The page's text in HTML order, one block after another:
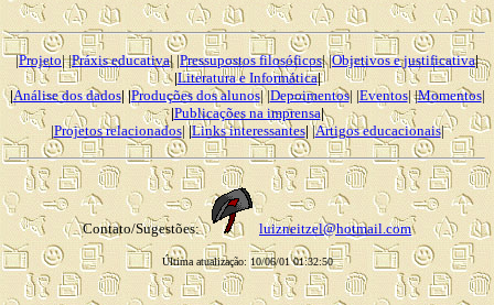
|Projeto| |Práxis educativa| |Pressupostos filosóficos| |Objetivos e justificativa|
|Literatura e Informática|
|Análise dos dados| |Produções dos alunos| |Depoimentos| |Eventos| |Momentos|
|Publicações na imprensa|
|Projetos relacionados||Links interessantes||Artigos educacionais|
Contato/Sugestões: luizneitzel@hotmail.com
Última atualização: 10/06/01 01:32:50